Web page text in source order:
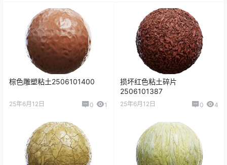
棕色雕塑粘土2506101400
25年6月12日 0 1
损坏红色粘土碎片
2506101387
25年6月12日 0 4